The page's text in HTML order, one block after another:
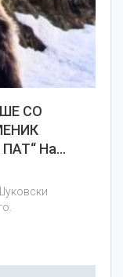
СО
На…